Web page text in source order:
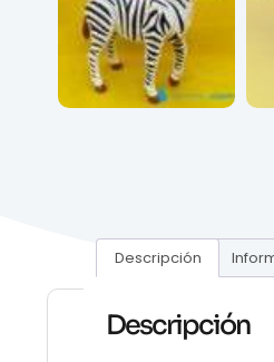
Descripción
Descripción